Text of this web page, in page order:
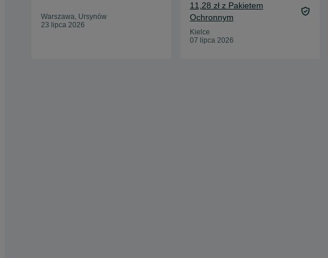
Warszawa, Ursynów
23 lipca 2026
11,28 zł z Pakietem
Ochronnym
Kielce
07 lipca 2026